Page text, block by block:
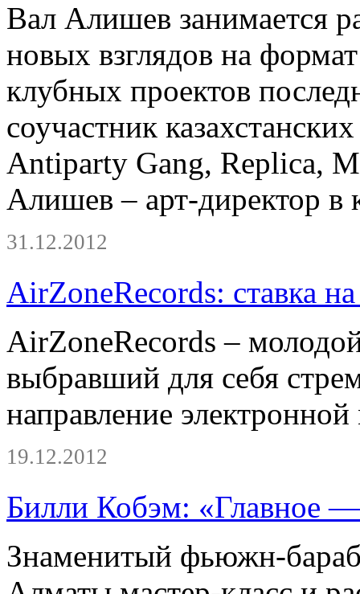
Вал Алишев занимается
новых взглядов на
клубных проектов
соучастник
Antiparty Gang, Replica,
Алишев – арт-директор в
31.12.2012
AirZoneRecords: ставка
AirZoneRecords –
выбравший для себя
направление
19.12.2012
Билли Кобэм: «Главное
Знаменитый фьюжн-